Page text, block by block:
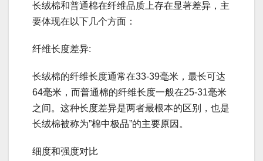
长绒棉和普通棉在纤维品质上存在显著差异，主
要体现在以下几个方面：
纤维长度差异:
长绒棉的纤维长度通常在33-39毫米，最长可达
64毫米，而普通棉的纤维长度一般在25-31毫米
之间。这种长度差异是两者最根本的区别，也是
长绒棉被称为”棉中极品”的主要原因。
细度和强度对比